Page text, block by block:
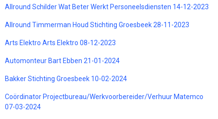
Allround Schilder Wat Beter Werkt Personeelsdiensten 14-12-2023
Allround Timmerman Houd Stichting Groesbeek 28-11-2023
Arts Elektro Arts Elektro 08-12-2023
Automonteur Bart Ebben 21-01-2024
Bakker Stichting Groesbeek 10-02-2024
Coördinator Projectbureau/Werkvoorbereider/Verhuur Matemco
07-03-2024